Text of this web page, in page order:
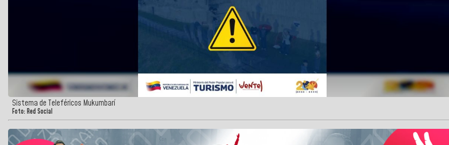
Sistema de Teleféricos Mukumbarí
Foto: Red Social